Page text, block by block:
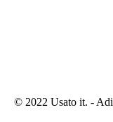
© 2022 Usato it. -